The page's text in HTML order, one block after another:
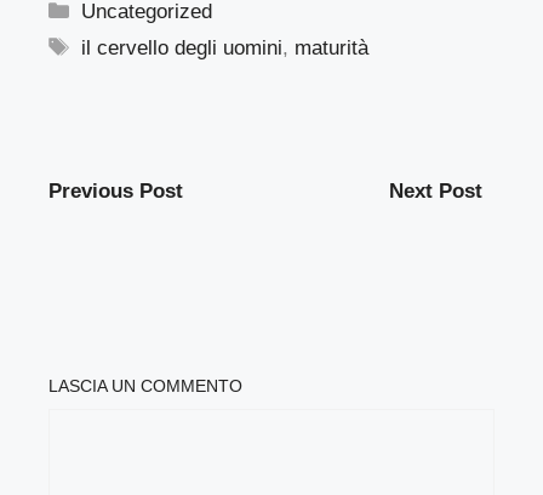
Categorie
Uncategorized
Tag
il cervello degli uomini, maturità
Previous Post Next Post
LASCIA UN COMMENTO